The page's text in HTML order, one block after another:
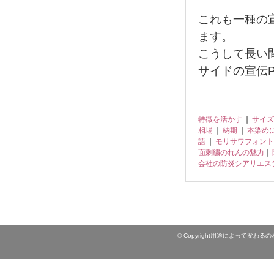
これも一種の
ます。
こうして長い
サイドの宣伝
特徴を活かす
サイズ
相場
納期
本染め
語
モリサワフォン
面刺繍のれんの魅力
会社の防炎シアリエス
© Copyright用途によって変わる